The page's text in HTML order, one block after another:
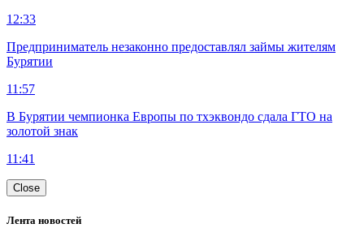
12:33
Предприниматель незаконно предоставлял займы жителям
Бурятии
11:57
В Бурятии чемпионка Европы по тхэквондо сдала ГТО на
золотой знак
11:41
Close
Лента новостей